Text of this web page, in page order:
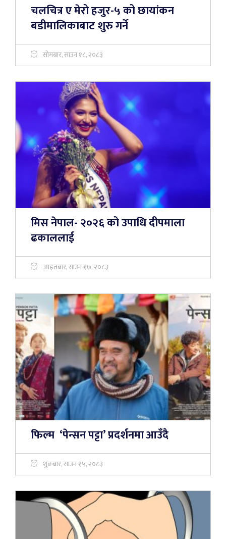
चलचित्र ए मेरो हजुर-५ को छायांकन
बडीमालिकाबाट शुरु गर्ने
सोमबार, साउन १८, २०८३
मिस नेपाल- २०२६ को उपाधि दीपमाला
ढकाललाई
आइतबार, साउन १७, २०८३
फिल्म ‘पेन्सन पट्टा’ प्रदर्शनमा आउँदै
शुक्रबार, साउन १५, २०८३